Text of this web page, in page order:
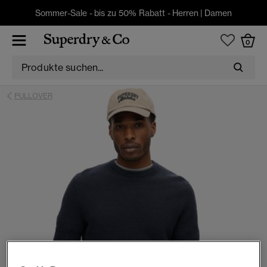
Sommer-Sale - bis zu 50% Rabatt - Herren | Damen
0
PULLOVER